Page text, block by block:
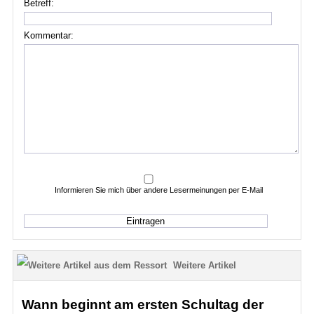
Betreff:
Kommentar:
Informieren Sie mich über andere Lesermeinungen per E-Mail
Weitere Artikel
Wann beginnt am ersten Schultag der